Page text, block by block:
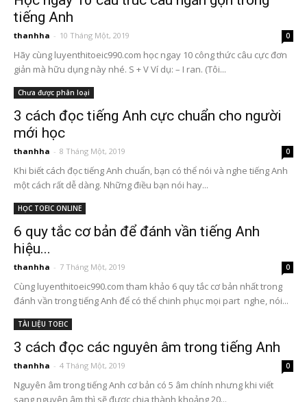
tiếng Anh
thanhha - 10 Tháng Một, 2019 0
Hãy cùng luyenthitoeic990.com học ngay 10 công thức câu cực đơn
giản mà hữu dụng này nhé. S + V Ví dụ: – I ran. (Tôi...
Chưa được phân loại
3 cách đọc tiếng Anh cực chuẩn cho người
mới học
thanhha - 8 Tháng Một, 2019 0
Khi biết cách đọc tiếng Anh chuẩn, bạn có thể nói và nghe tiếng Anh
một cách rất dễ dàng. Những điều bạn nói hay...
HỌC TOEIC ONLINE
6 quy tắc cơ bản để đánh vần tiếng Anh
hiệu...
thanhha - 7 Tháng Một, 2019 0
Cùng luyenthitoeic990.com tham khảo 6 quy tắc cơ bản nhất trong
đánh vần trong tiếng Anh để có thể chinh phục mọi part nghe, nói...
TÀI LIỆU TOEIC
3 cách đọc các nguyên âm trong tiếng Anh
thanhha - 4 Tháng Một, 2019 0
Nguyên âm trong tiếng Anh cơ bản có 5 âm chính nhưng khi viết
sang nguyên âm thì sẽ được chia thành khoảng 20...